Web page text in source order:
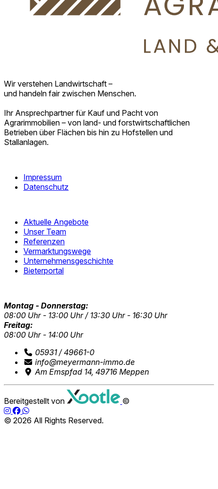
Wir verstehen Landwirtschaft –
und handeln fair zwischen Menschen.
Ihr Ansprechpartner für Kauf und Pacht von
Agrarimmobilien – von land- und forstwirtschaftlichen
Betrieben über Flächen bis hin zu Hofstellen und
Stallanlagen.
Impressum
Datenschutz
Aktuelle Angebote
Unser Team
Referenzen
Vermarktungswege
Unternehmensgeschichte
Bieterportal
Montag - Donnerstag:
08:00 Uhr - 13:00 Uhr / 13:30 Uhr - 16:30 Uhr
Freitag:
08:00 Uhr - 14:00 Uhr
05931 / 49661-0
info@meyermann-immo.de
Am Emspfad 14, 49716 Meppen
Bereitgestellt von
©
© 2026 All Rights Reserved.